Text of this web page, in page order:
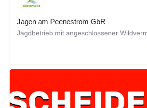
Jagen am Peenestrom GbR